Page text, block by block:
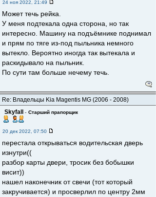
24 ноя 2022, 21:49
Может течь рейка.
У меня подтекала одна сторона, но так
интересно. Машину на подъëмнике поднимал
и прям по тяге из-под пыльника немного
вытекло. Вероятно иногда так вытекала и
раскидывало на пыльник.
По сути там больше нечему течь.
Re: Владельцы Kia Magentis MG (2006 - 2008)
Skyfall
- Старший прапорщик
20 дек 2022, 07:50
перестала открываться водительская дверь
изнутри((
разбор карты двери, тросик без бобышки
висит))
нашел наконечник от свечи (тот который
закручивается) и просверлил по центру 2мм